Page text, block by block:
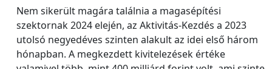
Nem sikerült magára találnia a magasépítési
szektornak 2024 elején, az Aktivitás-Kezdés a 2023
utolsó negyedéves szinten alakult az idei első három
hónapban. A megkezdett kivitelezések értéke